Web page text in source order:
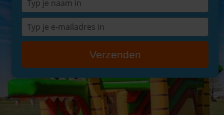
je
naam
Typ
je
e-
in
Verzenden